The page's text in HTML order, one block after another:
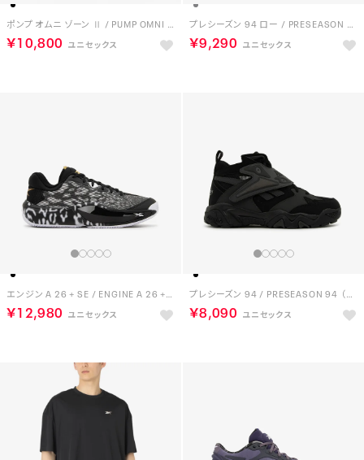
ポンプ オムニ ゾーン Ⅱ / PUMP OMNI ZONE II （ブラック/グレー）
￥10,800
プレシーズン 94 ロー / PRESEASON 94 LOW （グレー）
￥9,290
エンジン A 26 + SE / ENGINE A 26 + SE （ブラック）
￥12,980
プレシーズン 94 / PRESEASON 94 （ブラック）
￥8,090